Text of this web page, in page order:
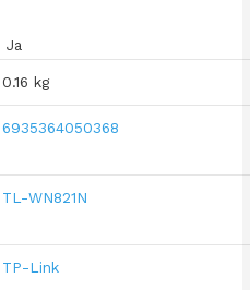
Ja
0.16 kg
6935364050368
TL-WN821N
TP-Link